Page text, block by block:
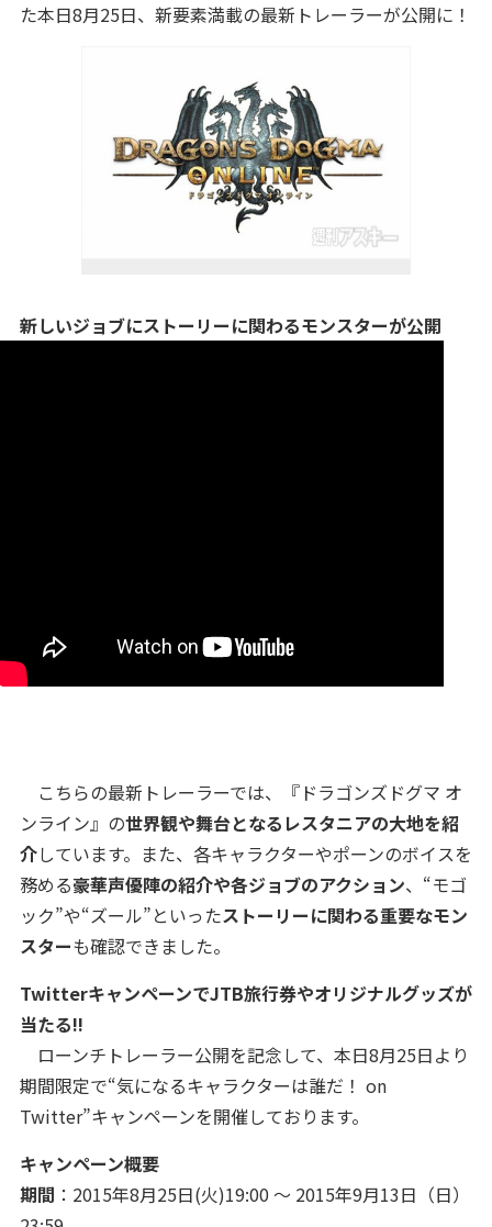
た本日8月25日、新要素満載の最新トレーラーが公開に！
新しいジョブにストーリーに関わるモンスターが公開
こちらの最新トレーラーでは、『ドラゴンズドグマ オ
ンライン』の世界観や舞台となるレスタニアの大地を紹
介しています。また、各キャラクターやポーンのボイスを
務める豪華声優陣の紹介や各ジョブのアクション、“モゴ
ック”や“ズール”といったストーリーに関わる重要なモン
スターも確認できました。
TwitterキャンペーンでJTB旅行券やオリジナルグッズが
当たる!!
ローンチトレーラー公開を記念して、本日8月25日より
期間限定で“気になるキャラクターは誰だ！ on
Twitter”キャンペーンを開催しております。
キャンペーン概要
期間 ：2015年8月25日(火)19:00 ～ 2015年9月13日（日）